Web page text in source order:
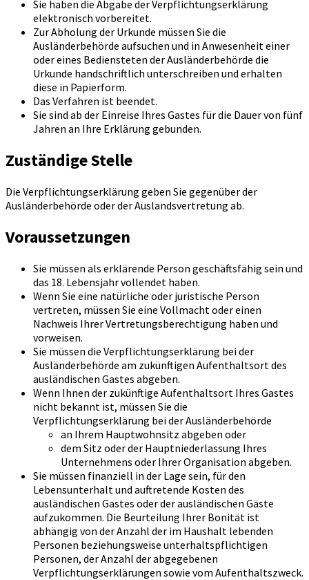
Sie haben die Abgabe der Verpflichtungserklärung
elektronisch vorbereitet.
Zur Abholung der Urkunde müssen Sie die
Ausländerbehörde aufsuchen und in Anwesenheit einer
oder eines Bediensteten der Ausländerbehörde die
Urkunde handschriftlich unterschreiben und erhalten
diese in Papierform.
Das Verfahren ist beendet.
Sie sind ab der Einreise Ihres Gastes für die Dauer von fünf
Jahren an Ihre Erklärung gebunden.
Zuständige Stelle
Die Verpflichtungserklärung geben Sie gegenüber der
Ausländerbehörde oder der Auslandsvertretung ab.
Voraussetzungen
Sie müssen als erklärende Person geschäftsfähig sein und
das 18. Lebensjahr vollendet haben.
Wenn Sie eine natürliche oder juristische Person
vertreten, müssen Sie eine Vollmacht oder einen
Nachweis Ihrer Vertretungsberechtigung haben und
vorweisen.
Sie müssen die Verpflichtungserklärung bei der
Ausländerbehörde am zukünftigen Aufenthaltsort des
ausländischen Gastes abgeben.
Wenn Ihnen der zukünftige Aufenthaltsort Ihres Gastes
nicht bekannt ist, müssen Sie die
Verpflichtungserklärung bei der Ausländerbehörde
an Ihrem Hauptwohnsitz abgeben oder
dem Sitz oder der Hauptniederlassung Ihres
Unternehmens oder Ihrer Organisation abgeben.
Sie müssen finanziell in der Lage sein, für den
Lebensunterhalt und auftretende Kosten des
ausländischen Gastes oder der ausländischen Gäste
aufzukommen. Die Beurteilung Ihrer Bonität ist
abhängig von der Anzahl der im Haushalt lebenden
Personen beziehungsweise unterhaltspflichtigen
Personen, der Anzahl der abgegebenen
Verpflichtungserklärungen sowie vom Aufenthaltszweck.